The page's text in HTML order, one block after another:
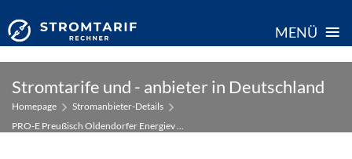
MENÜ ≡
content
Stromtarife und - anbieter in Deutschland
Homepage
Stromanbieter-Details
PRO-E Preußisch Oldendorfer Energiev ...